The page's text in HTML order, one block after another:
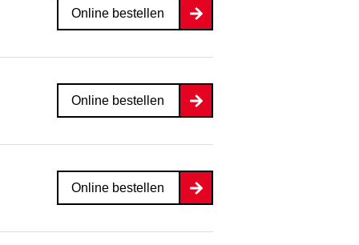
Online bestellen
Online bestellen
Online bestellen